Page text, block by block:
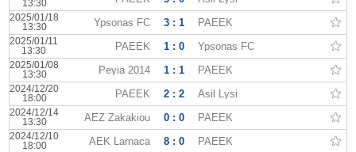
13:30
2025/01/18
13:30
Ypsonas FC 3 : 1 PAEEK
2025/01/11
13:30
PAEEK 1 : 0 Ypsonas FC
2025/01/08
13:30
Peyia 2014 1 : 1 PAEEK
2024/12/20
18:00
PAEEK 2 : 2 Asil Lysi
2024/12/14
13:30
AEZ Zakakiou 0 : 0 PAEEK
2024/12/10
18:00
AEK Larnaca 8 : 0 PAEEK